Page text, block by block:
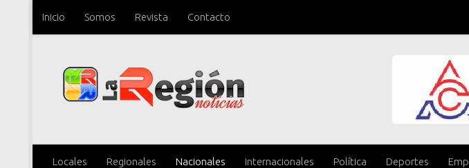
Saltar al contenido
Inicio Somos Revista Contacto
Locales Regionales Nacionales Internacionales Política Deportes